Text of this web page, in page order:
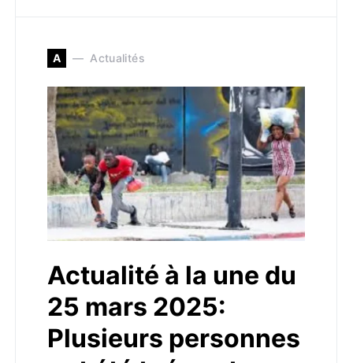
A Actualités
Actualité à la une du
25 mars 2025:
Plusieurs personnes